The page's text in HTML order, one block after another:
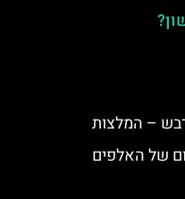
– המלצות
של האלפים